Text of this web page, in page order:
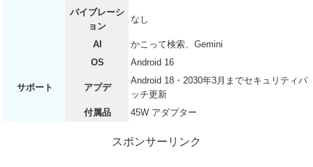
バイブレーシ
ョン
なし
AI かこって検索、Gemini
サポート
OS Android 16
アプデ
Android 18・2030年3月までセキュリティパ
ッチ更新
付属品
45W アダプター
スポンサーリンク